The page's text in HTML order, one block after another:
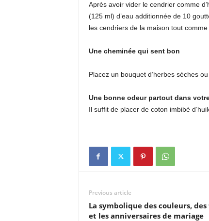
Après avoir vider le cendrier comme
(125 ml) d’eau additionnée de 10
les cendriers de la maison tout
Une cheminée qui sent bon
Placez un bouquet d’herbes sèches
Une bonne odeur partout dans
Il suffit de placer de coton imbibé
Previous article
La symbolique des couleurs,
et les anniversaires de mariage